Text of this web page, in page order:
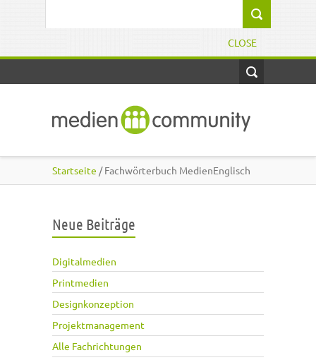
CLOSE
Startseite / Fachwörterbuch MedienEnglisch
Neue Beiträge
Digitalmedien
Printmedien
Designkonzeption
Projektmanagement
Alle Fachrichtungen